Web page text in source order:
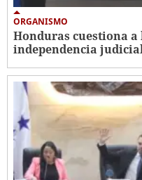
ORGANISMO
Honduras cuestiona a
independencia